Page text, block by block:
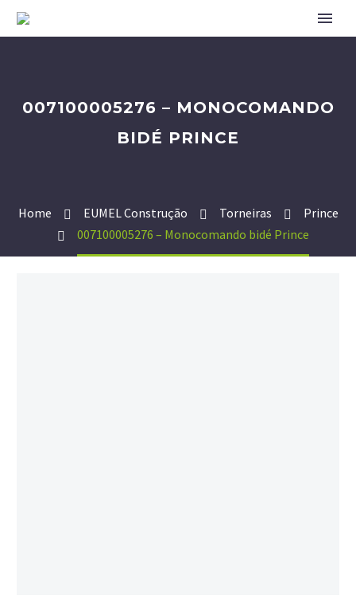
007100005276 – MONOCOMANDO
BIDÉ PRINCE
Home EUMEL Construção Torneiras
Prince
007100005276 – Monocomando bidé Prince